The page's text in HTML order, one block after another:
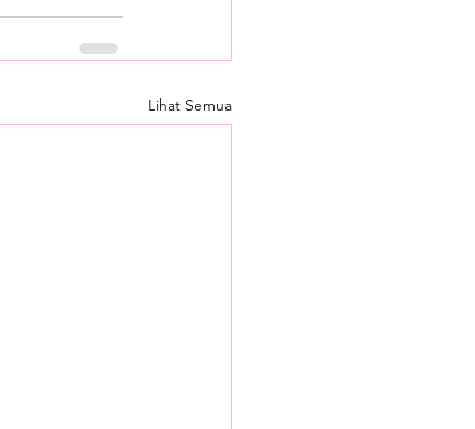
Lihat Semua